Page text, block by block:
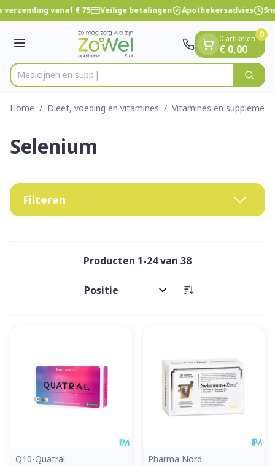
Ga naar de inhoud
1 van 1vanaf € 75 Veilige betalingen Apothekersadvies
Menu
Product, merk, categorie...
M Zoek
0 artikelen
€ 0,00
0
Home / Dieet, voeding en vitamines / Vitamines en
Selenium
Filteren
Producten 1-24van 38
Sorteer op:
Q10-Quatral
Pharma Nord